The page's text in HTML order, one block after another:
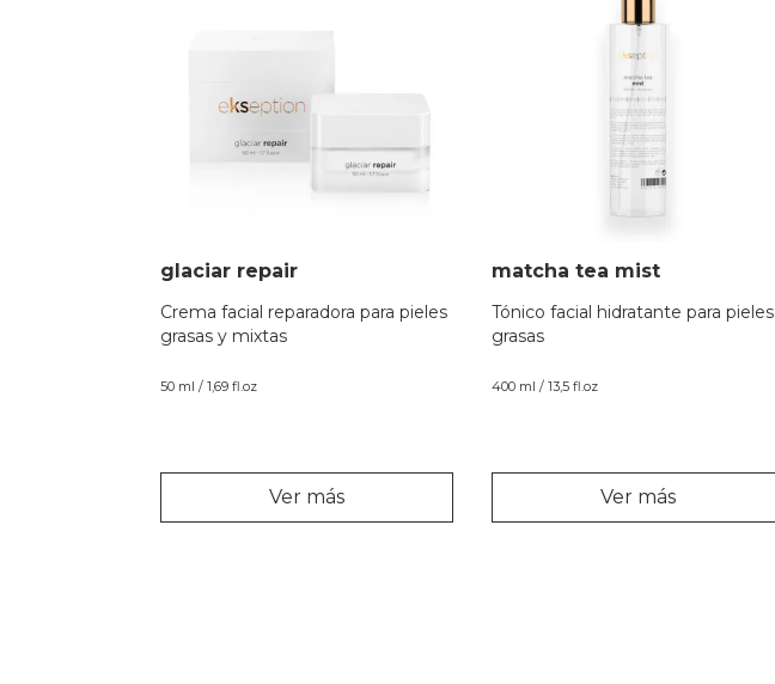
glaciar repair
Crema facial reparadora para pieles
grasas y mixtas
50 ml / 1,69 fl.oz
Ver más
matcha tea mist
Tónico facial hidratante para pieles
grasas
400 ml / 13,5 fl.oz
Ver más